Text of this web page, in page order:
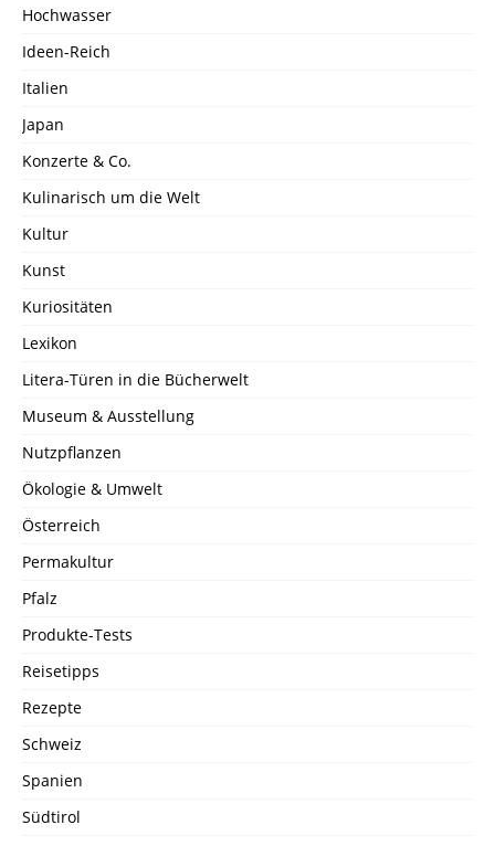
Hochwasser
Ideen-Reich
Italien
Japan
Konzerte & Co.
Kulinarisch um die Welt
Kultur
Kunst
Kuriositäten
Lexikon
Litera-Türen in die Bücherwelt
Museum & Ausstellung
Nutzpflanzen
Ökologie & Umwelt
Österreich
Permakultur
Pfalz
Produkte-Tests
Reisetipps
Rezepte
Schweiz
Spanien
Südtirol